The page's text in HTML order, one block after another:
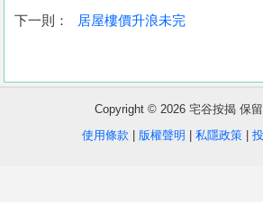
收
盤
下一則： 居屋樓價升浪未完
Copyright © 2026 宅谷按揭 保
使用條款
版權聲明 私隱政策|